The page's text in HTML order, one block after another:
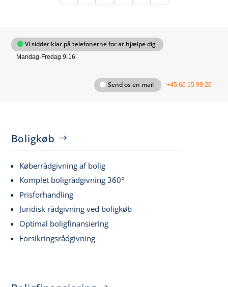
Vi sidder klar på telefonerne for at hjælpe dig
Mandag-Fredag 9-16
Send os en mail +45 60 15 99 20
Boligkøb
Køberrådgivning af bolig
Komplet boligrådgivning 360°
Prisforhandling
Juridisk rådgivning ved boligkøb
Optimal boligfinansiering
Forsikringsrådgivning